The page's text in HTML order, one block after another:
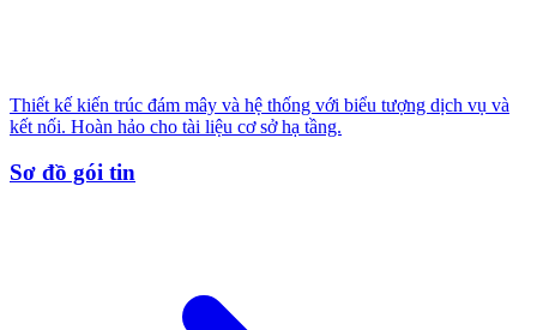
Thiết kế kiến trúc đám mây và hệ thống với biểu tượng dịch vụ và
kết nối. Hoàn hảo cho tài liệu cơ sở hạ tầng.
Sơ đồ gói tin